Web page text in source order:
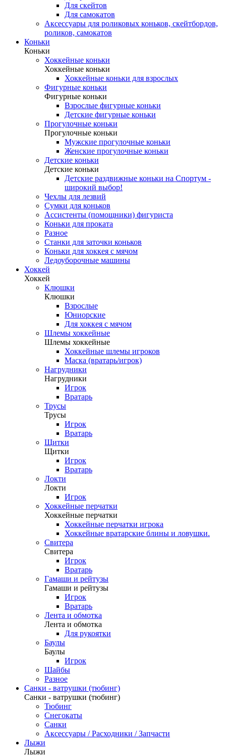
Для скейтов
Для самокатов
Аксессуары для роликовых коньков, скейтбордов,
роликов, самокатов
Коньки
Коньки
Хоккейные коньки
Хоккейные коньки
Хоккейные коньки для взрослых
Фигурные коньки
Фигурные коньки
Взрослые фигурные коньки
Детские фигурные коньки
Прогулочные коньки
Прогулочные коньки
Мужские прогулочные коньки
Женские прогулочные коньки
Детские коньки
Детские коньки
Детские раздвижные коньки на Спортум -
широкий выбор!
Чехлы для лезвий
Сумки для коньков
Ассистенты (помощники) фигуриста
Коньки для проката
Разное
Станки для заточки коньков
Коньки для хоккея с мячом
Ледоуборочные машины
Хоккей
Хоккей
Клюшки
Клюшки
Взрослые
Юниорские
Для хоккея с мячом
Шлемы хоккейные
Шлемы хоккейные
Хоккейные шлемы игроков
Маска (вратарь/игрок)
Нагрудники
Нагрудники
Игрок
Вратарь
Трусы
Трусы
Игрок
Вратарь
Щитки
Щитки
Игрок
Вратарь
Локти
Локти
Игрок
Хоккейные перчатки
Хоккейные перчатки
Хоккейные перчатки игрока
Хоккейные вратарские блины и ловушки.
Свитера
Свитера
Игрок
Вратарь
Гамаши и рейтузы
Гамаши и рейтузы
Игрок
Вратарь
Лента и обмотка
Лента и обмотка
Для рукоятки
Баулы
Баулы
Игрок
Шайбы
Разное
Санки - ватрушки (тюбинг)
Санки - ватрушки (тюбинг)
Тюбинг
Снегокаты
Санки
Аксессуары / Расходники / Запчасти
Лыжи
Лыжи